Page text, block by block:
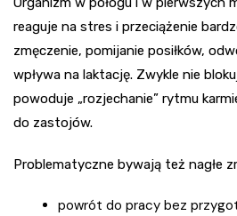
reaguje na stres i przeciążenie
zmęczenie, pomijanie posiłków,
wpływa na laktację. Zwykle nie
powoduje „rozjechanie” rytmu
do zastojów.
Problematyczne bywają też nagłe
powrót do pracy bez